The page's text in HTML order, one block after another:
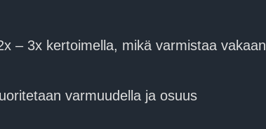
– 3x kertoimella, mikä varmistaa vakaan
varmuudella ja osuus